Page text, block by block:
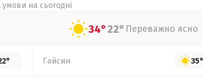
на сьогодні
34°22° Переважно ясно
Гайсин 35°